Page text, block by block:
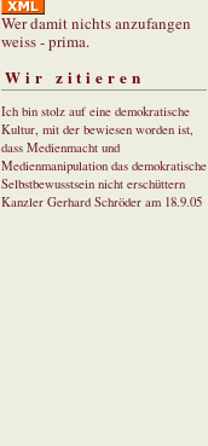
Wer damit nichts anzufangen
weiss - prima.
Wir zitieren
Ich bin stolz auf eine demokratische
Kultur, mit der bewiesen worden ist,
dass Medienmacht und
Medienmanipulation das demokratische
Selbstbewusstsein nicht erschüttern
Kanzler Gerhard Schröder am 18.9.05